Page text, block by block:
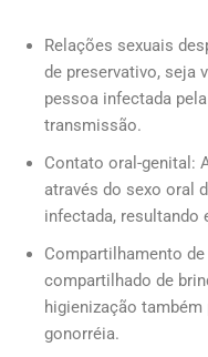
Relações sexuais
de preservativo, seja
pessoa infectada
transmissão.
Contato oral-genital:
através do sexo oral
infectada, resultando
Compartilhamento
compartilhado de
higienização
gonorréia.